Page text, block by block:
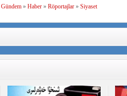
Gündem» Haber» Röportajlar» Siyaset